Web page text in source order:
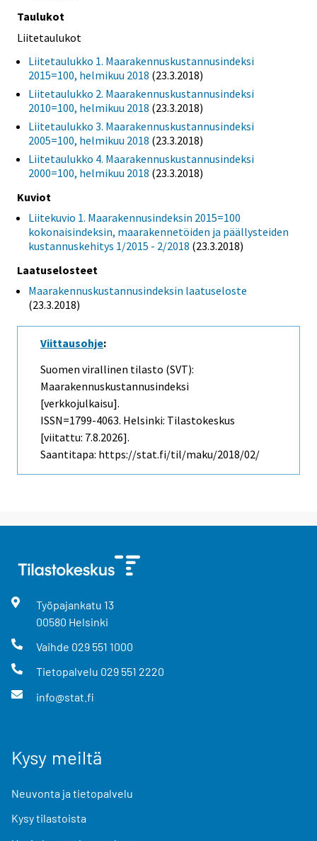
Taulukot
Liitetaulukot
Liitetaulukko 1. Maarakennuskustannusindeksi
2015=100, helmikuu 2018 (23.3.2018)
Liitetaulukko 2. Maarakennuskustannusindeksi
2010=100, helmikuu 2018 (23.3.2018)
Liitetaulukko 3. Maarakennuskustannusindeksi
2005=100, helmikuu 2018 (23.3.2018)
Liitetaulukko 4. Maarakennuskustannusindeksi
2000=100, helmikuu 2018 (23.3.2018)
Kuviot
Liitekuvio 1. Maarakennusindeksin 2015=100
kokonaisindeksin, maarakennetöiden ja päällysteiden
kustannuskehitys 1/2015 - 2/2018 (23.3.2018)
Laatuselosteet
Maarakennuskustannusindeksin laatuseloste
(23.3.2018)
Viittausohje:
Suomen virallinen tilasto (SVT):
Maarakennuskustannusindeksi
[verkkojulkaisu].
ISSN=1799-4063. Helsinki: Tilastokeskus
[viitattu: 7.8.2026].
Saantitapa: https://stat.fi/til/maku/2018/02/
Työpajankatu 13
00580 Helsinki
Vaihde 029 551 1000
Tietopalvelu 029 551 2220
info@stat.fi
Kysy meiltä
Neuvonta ja tietopalvelu
Kysy tilastoista